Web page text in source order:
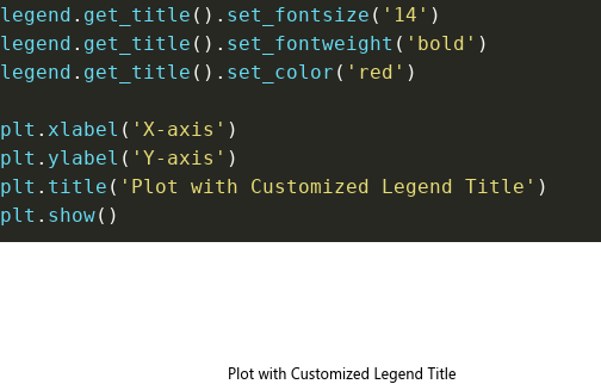
legend . get_title ( ) . set_fontsize ( '14' )
legend . get_title ( ) . set_fontweight ( 'bold' )
legend . get_title ( ) . set_color ( 'red' )
plt . xlabel ( 'X-axis' )
plt . ylabel ( 'Y-axis' )
plt . title ( 'Plot with Customized Legend Title' )
plt . show( )